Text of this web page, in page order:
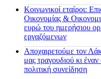
Κοινωνικοί εταίροι:
Οικονομίας &
ευρώ του ημερήσιου
εργαζόμενων
Αποχαιρετούμε τον
μας τραγουδιού κι
πολιτική συνείδηση